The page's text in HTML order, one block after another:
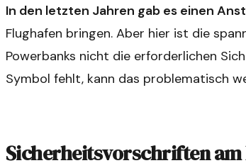
In den letzten Jahren gab es einen
Flughafen bringen. Aber hier ist die
Powerbanks nicht die erforderlichen
Symbol fehlt, kann das problematisch
Sicherheitsvorschriften